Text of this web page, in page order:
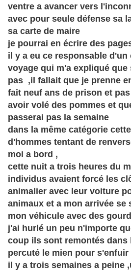
ventre a avancer vers
avec pour seule défense sa
sa carte de maire
je pourrai en écrire des
il y a eu ce responsable d'un
voyage qui m'a expliqué que
pas ,il fallait que je prenne
fait neuf ans de prison et
avoir volé des pommes et
passerai pas la semaine
dans la même catégorie
d'hommes tentant de
moi a bord ,
cette nuit a trois heures du
individus avaient forcé les
animalier avec leur voiture
animaux et a mon arrivée se
mon véhicule avec des
j'ai hurlé un peu n'importe
coup ils sont remontés dans
percuté le mien pour s'enfuir
il y a trois semaines a peine